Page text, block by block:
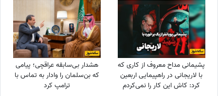
پشیمانی مداح معروف از کاری که
با لاریجانی در راهپیمایی اربعین
کرد: کاش این کار را نمی‌کردم
هشدار بی‌سابقه عراقچی؛ پیامی
که بن‌سلمان را وادار به تماس با
ترامپ کرد